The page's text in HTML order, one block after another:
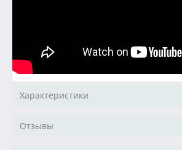
Характеристики
Отзывы